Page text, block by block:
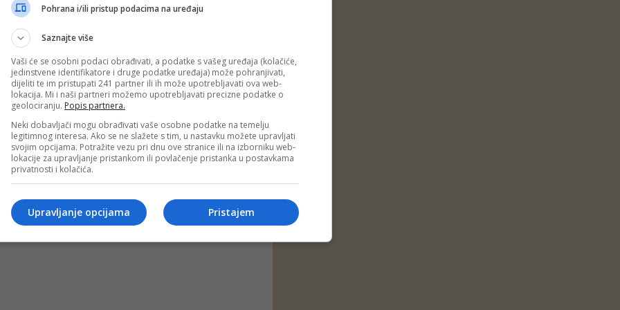
Riccardo Calafiori, Federico Gatti, Andrea
Bastoni, Gianluca Mancini
Locatelli, Sandro Tonali, Niccolo Pisilli, Bryan Cristante,
Nicolo Barella
Politano, Mateo Retegui, Giacomo Raspadori, Moise Kean,
Bosne i Hercegovine i Italije igra se večeras od 20:45h na
u Zenici, uz direktan prijenos na BHT1.
društvenih mrežaTwitter iFacebook
Pohrana i/ili pristup podacima na uređaju
Saznajte više
Vaši će se osobni podaci obrađivati, a podatke s vašeg uređaja (kolačiće,
jedinstvene identifikatore i druge podatke uređaja) može pohranjivati,
dijeliti te im pristupati 241 partner ili ih može upotrebljavati ova web-
lokacija. Mi i naši partneri možemo upotrebljavati precizne podatke o
geolociranju. Popis partnera.
Neki dobavljači mogu obrađivati vaše osobne podatke na temelju
legitimnog interesa. Ako se ne slažete s tim, u nastavku možete upravljati
svojim opcijama. Potražite vezu pri dnu ove stranice ili na izborniku web-
lokacije za upravljanje pristankom ili povlačenje pristanka u postavkama
privatnosti i kolačića.
Pristajem
Upravljanje opcijama